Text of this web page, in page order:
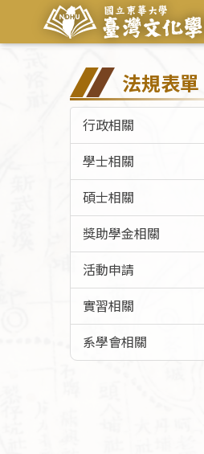
法規表單
行政相關
學士相關
碩士相關
獎助學金相關
活動申請
實習相關
系學會相關